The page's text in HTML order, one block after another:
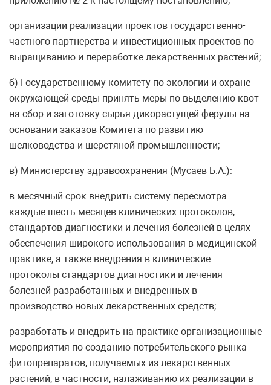
организации реализации проектов государственно-
частного партнерства и инвестиционных проектов по
выращиванию и переработке лекарственных растений;
б) Государственному комитету по экологии и охране
окружающей среды принять меры по выделению квот
на сбор и заготовку сырья дикорастущей ферулы на
основании заказов Комитета по развитию
шелководства и шерстяной промышленности;
в) Министерству здравоохранения (Мусаев Б.А.):
в месячный срок внедрить систему пересмотра
каждые шесть месяцев клинических протоколов,
стандартов диагностики и лечения болезней в целях
обеспечения широкого использования в медицинской
практике, а также внедрения в клинические
протоколы стандартов диагностики и лечения
болезней разработанных и внедренных в
производство новых лекарственных средств;
разработать и внедрить на практике организационные
мероприятия по созданию потребительского рынка
фитопрепаратов, получаемых из лекарственных
растений, в частности, налаживанию их реализации в